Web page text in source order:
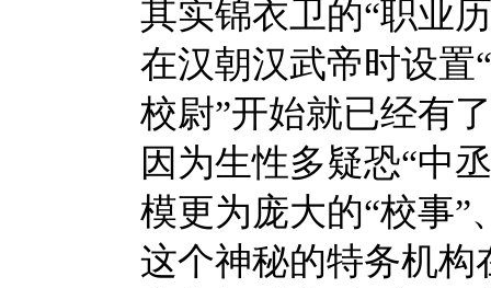
其实锦衣卫的“职业
在汉朝汉武帝时设置
校尉”开始就已经有
因为生性多疑恐“中
模更为庞大的“校事”
这个神秘的特务机